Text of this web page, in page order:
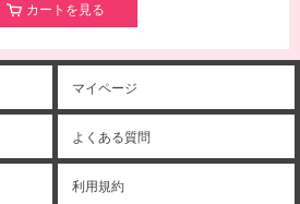
カートを見る
マイページ
よくある質問
利用規約